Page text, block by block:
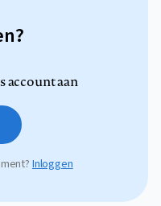
account aan
Inloggen